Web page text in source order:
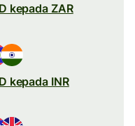
kepada ZAR
kepada INR